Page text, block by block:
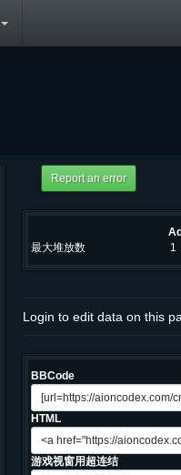
最大堆放数
1
Login to edit data on this
BBCode
HTML
游戏视窗用超连结